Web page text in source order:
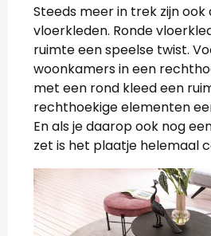
Steeds meer in trek zijn ook
vloerkleden. Ronde
ruimte een speelse twist.
woonkamers in een
met een rond kleed een
rechthoekige elementen
En als je daarop ook nog
zet is het plaatje helemaal